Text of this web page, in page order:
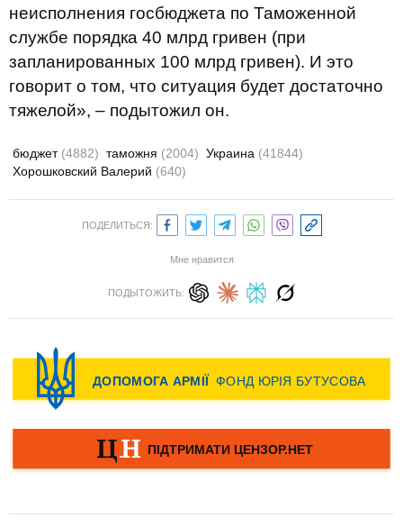
неисполнения госбюджета по Таможенной
службе порядка 40 млрд гривен (при
запланированных 100 млрд гривен). И это
говорит о том, что ситуация будет достаточно
тяжелой», – подытожил он.
бюджет (4882) таможня (2004) Украина (41844)
Хорошковский Валерий (640)
ПОДЕЛИТЬСЯ:
Мне нравится
ПОДЫТОЖИТЬ: